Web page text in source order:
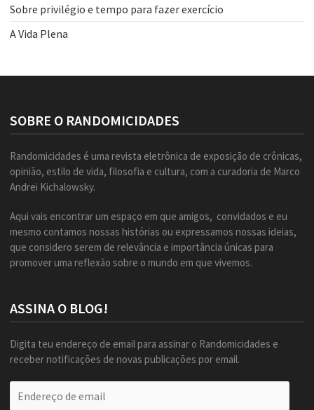
Sobre privilégio e tempo para fazer exercício
A Vida Plena
SOBRE O RANDOMICIDADES
Randomicidades é uma revista eletrônica de exposição de crônicas,
opinião, estilo de vida, filosofia e cultura, com a curadoria de Marco
Andrei Kichalowsky.
Aqui vais encontrar um espaço em que amigos, convidados e eu
mesmo contamos nossas histórias ou expressamos nossas ideias,
que considero serem de relevância e importância únicas para
promover uma reflexão sobre o mundo em que vivemos.
ASSINA O BLOG!
Digita teu endereço de email para assinar o Randomicidades e
receber notificações de novas publicações por email.
de